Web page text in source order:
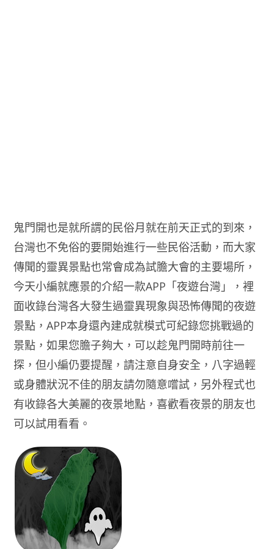
鬼門開也是就所謂的民俗月就在前天正式的到來，
台灣也不免俗的要開始進行一些民俗活動，而大家
傳聞的靈異景點也常會成為試膽大會的主要場所，
今天小編就應景的介紹一款APP「夜遊台灣」，裡
面收錄台灣各大發生過靈異現象與恐怖傳聞的夜遊
景點，APP本身還內建成就模式可紀錄您挑戰過的
景點，如果您膽子夠大，可以趁鬼門開時前往一
探，但小編仍要提醒，請注意自身安全，八字過輕
或身體狀況不佳的朋友請勿隨意嚐試，另外程式也
有收錄各大美麗的夜景地點，喜歡看夜景的朋友也
可以試用看看。